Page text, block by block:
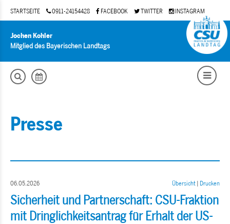
STARTSEITE 0911-24154428 FACEBOOK TWITTER INSTAGRAM
Jochen Kohler
Mitglied des Bayerischen Landtags
Presse
06.05.2026 Übersicht Drucken
Sicherheit und Partnerschaft: CSU-Fraktion
mit Dringlichkeitsantrag für Erhalt der US-